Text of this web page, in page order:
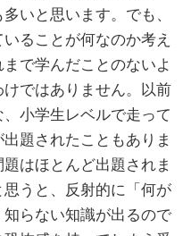
いと思います。でも、
ることが何なのか考え
で学んだことのないよ
ではありません。以前
小学生レベルで走って
題されたこともありま
はほとんど出題されま
うと、反射的に「何が
らない知識が出るので